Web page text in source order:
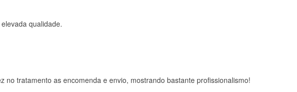
qualidade.
tratamento as encomenda e envio, mostrando bastante profissionalismo!